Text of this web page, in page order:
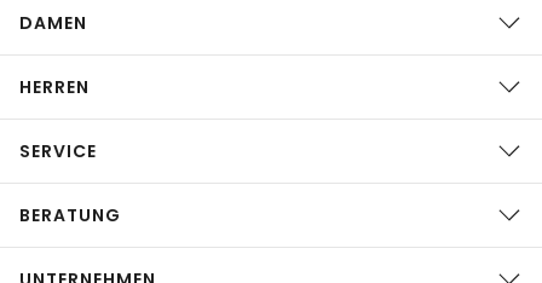
DAMEN
HERREN
SERVICE
BERATUNG